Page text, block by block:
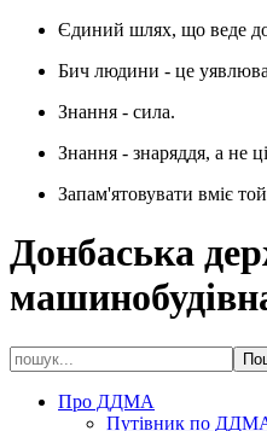
Єдиний шлях, що веде до
Бич людини - це
Знання - сила.
Знання - знаряддя, а не
Запам'ятовувати вміє
Донбаська
Про ДДМА
Путівник по